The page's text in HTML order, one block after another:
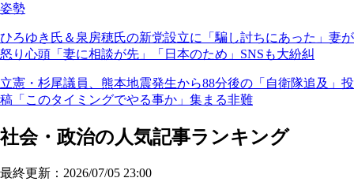
姿勢
ひろゆき氏＆泉房穂氏の新党設立に「騙し討ちにあった」妻が
怒り心頭「妻に相談が先」「日本のため」SNSも大紛糾
立憲・杉尾議員、熊本地震発生から88分後の「自衛隊追及」投
稿「このタイミングでやる事か」集まる非難
社会・政治の人気記事ランキング
最終更新：2026/07/05 23:00